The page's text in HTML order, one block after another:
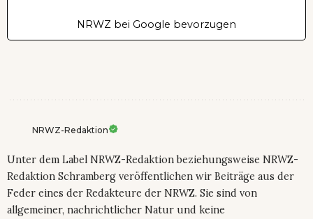
NRWZ bei Google bevorzugen
NRWZ-Redaktion
Unter dem Label NRWZ-Redaktion beziehungsweise NRWZ-
Redaktion Schramberg veröffentlichen wir Beiträge aus der
Feder eines der Redakteure der NRWZ. Sie sind von
allgemeiner, nachrichtlicher Natur und keine